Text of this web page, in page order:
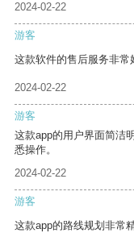
2024-02-22
游客
这款软件的售后服务非常
2024-02-22
游客
这款app的用户界面简洁
悉操作。
2024-02-22
游客
这款app的路线规划非常